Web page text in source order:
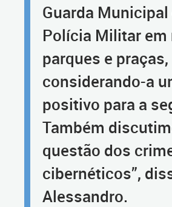
Guarda Municipal
Polícia Militar em
parques e praças,
considerando-a
positivo para a
Também
questão dos
cibernéticos”,
Alessandro.